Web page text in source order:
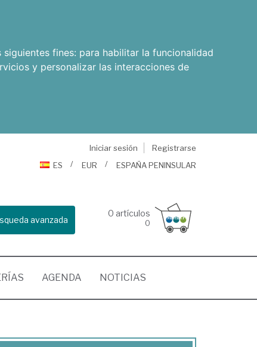
fines: para habilitar la funcionalidad
y personalizar las interacciones de
Iniciar sesión
Registrarse
ES
EUR ESPAÑA PENINSULAR
avanzada
0 artículos
0
AGENDA NOTICIAS